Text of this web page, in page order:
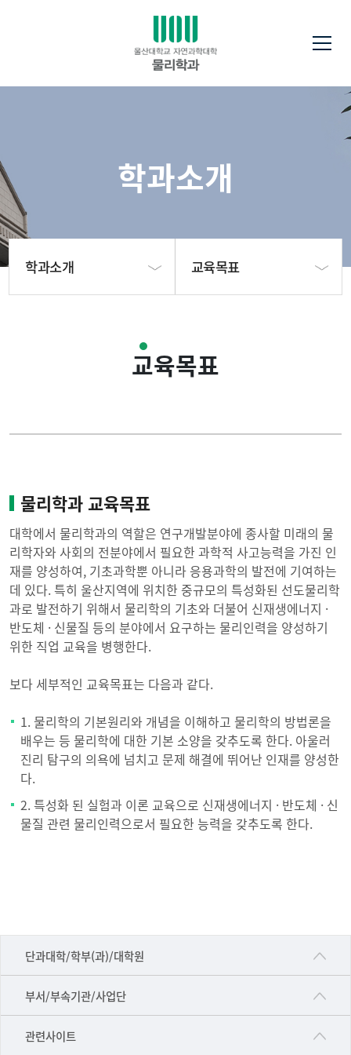
학과소개
학과소개 교육목표
학과연혁
교수진
직원소개
찾아오시는길
학과현황
교육목표
물리학과 교육목표
대학에서 물리학과의 역할은 연구개발분야에 종사할 미래의 물
리학자와 사회의 전분야에서 필요한 과학적 사고능력을 가진 인
재를 양성하여, 기초과학뿐 아니라 응용과학의 발전에 기여하는
데 있다. 특히 울산지역에 위치한 중규모의 특성화된 선도물리학
과로 발전하기 위해서 물리학의 기초와 더불어 신재생에너지 ·
반도체 · 신물질 등의 분야에서 요구하는 물리인력을 양성하기
위한 직업 교육을 병행한다.
보다 세부적인 교육목표는 다음과 같다.
1. 물리학의 기본원리와 개념을 이해하고 물리학의 방법론을
배우는 등 물리학에 대한 기본 소양을 갖추도록 한다. 아울러
진리 탐구의 의욕에 넘치고 문제 해결에 뛰어난 인재를 양성한
다.
2. 특성화 된 실험과 이론 교육으로 신재생에너지 · 반도체 · 신
물질 관련 물리인력으로서 필요한 능력을 갖추도록 한다.
단과대학/학부(과)/대학원
■인문대학
▷국어국문학부
▷일본어·일본학과
부서/부속기관/사업단
공동기기센터
공학교육혁신센터
관련사이트
건강가정지원센터